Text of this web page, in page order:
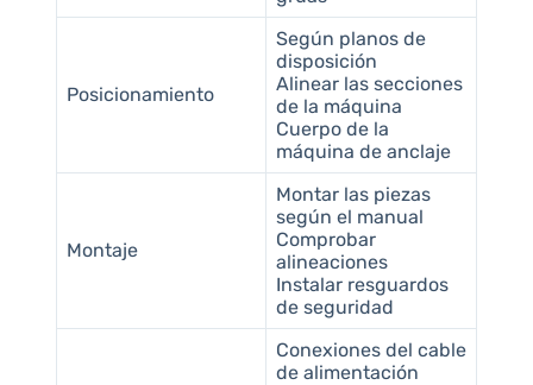
Posicionamiento
Según planos de
disposición
Alinear las secciones
de la máquina
Cuerpo de la
máquina de anclaje
Montaje
Montar las piezas
según el manual
Comprobar
alineaciones
Instalar resguardos
de seguridad
Conexiones del cable
de alimentación